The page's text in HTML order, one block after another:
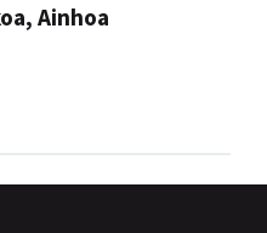
Ainhoa